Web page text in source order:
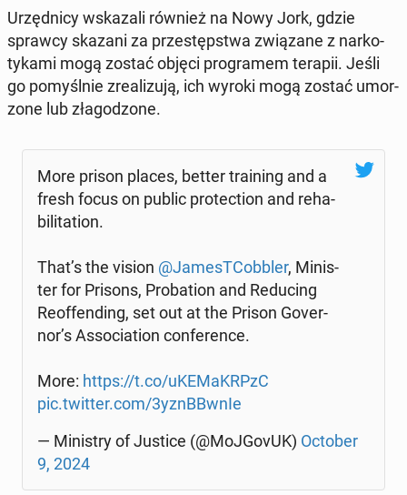
Urzęd­ni­cy wskaza­li również na Nowy Jork, gdzie
sprawcy skazani za przestępst­wa związane z narko­
tyka­mi mogą zostać objęci pro­gramem terapii. Jeśli
go pomyśl­nie zre­al­izu­ją, ich wyroki mogą zostać umor­
zone lub złagod­zone.
More prison places, better train­ing and a
fresh focus on public pro­tec­tion and re­ha­
bil­i­ta­tion.
That’s the vision @JamesT­Cob­bler, Min­is­
ter for Prisons, Pro­ba­tion and Re­duc­ing
Re­of­fend­ing, set out at the Prison Gov­er­
nor’s As­so­ci­a­tion con­fer­ence.
More: https://t.co/uKE­MaKR­PzC
pic.twitter.com/3yznBB­wnIe
— Min­istry of Justice (@Mo­J­GovUK) October
9, 2024